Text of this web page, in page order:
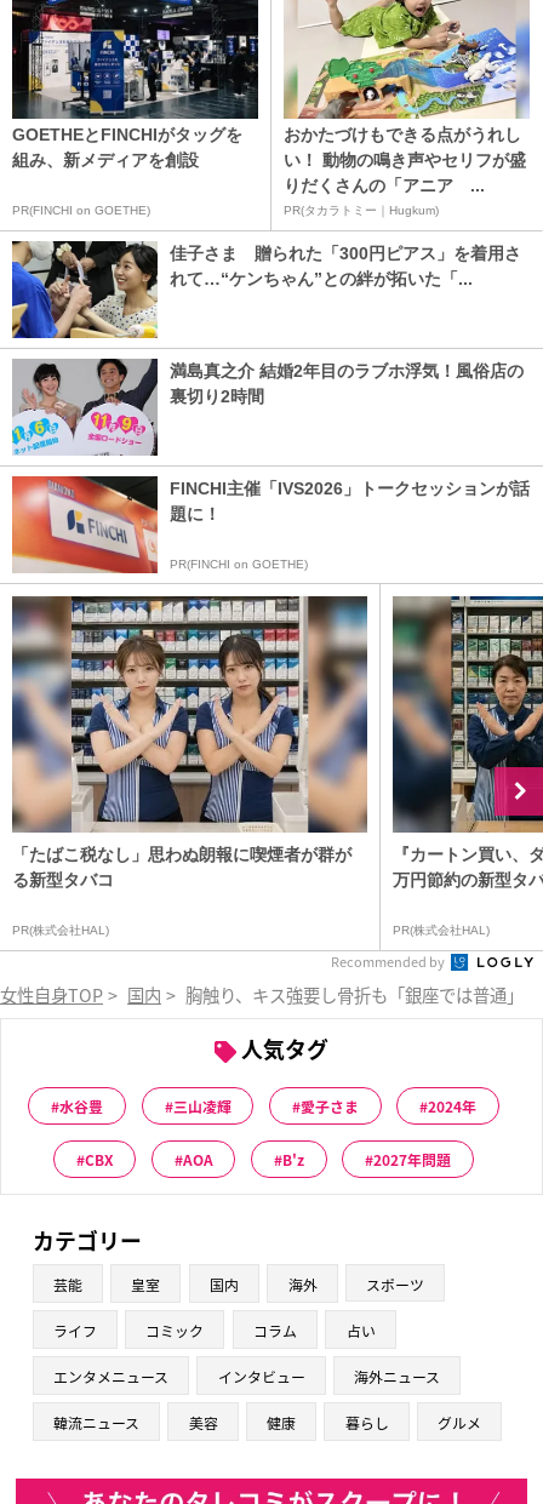
GOETHEとFINCHIがタッグを
組み、新メディアを創設
PR(FINCHI on GOETHE)
おかたづけもできる点がうれし
い！ 動物の鳴き声やセリフが盛
りだくさんの「アニア ...
PR(タカラトミー｜Hugkum)
佳子さま 贈られた「300円ピアス」を着用さ
れて…“ケンちゃん”との絆が拓いた「...
満島真之介 結婚2年目のラブホ浮気！風俗店の
裏切り2時間
FINCHI主催「IVS2026」トークセッションが話
題に！
PR(FINCHI on GOETHE)
「たばこ税なし」思わぬ朗報に喫煙者が群が
る新型タバコ
PR(株式会社HAL)
『カートン買い、
万円節約の新型タ
PR(株式会社HAL)
Recommended by
女性自身TOP > 国内 > 胸触り、キス強要し骨折も「銀座では普通」
人気タグ
水谷豊 三山凌輝 愛子さま 2024年
CBX AOA B'z 2027年問題
カテゴリー
芸能 皇室 国内 海外 スポーツ
ライフ コミック コラム 占い
エンタメニュース インタビュー 海外ニュース
韓流ニュース 美容 健康 暮らし グルメ